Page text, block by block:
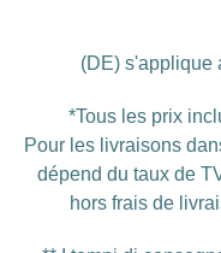
(DE) s'applique
*Tous les prix
Pour les livraisons
dépend du taux de
hors frais de